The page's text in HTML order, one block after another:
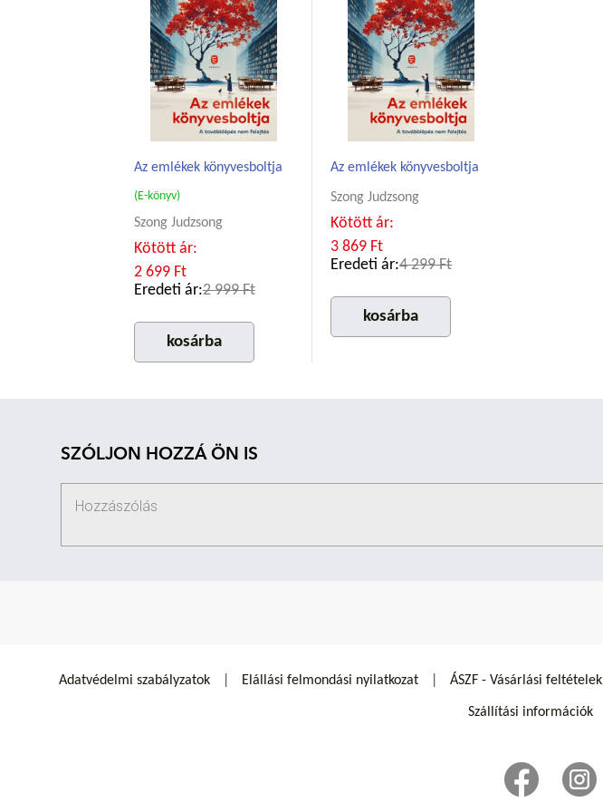
Az emlékek könyvesboltja
(E-könyv)
Szong Judzsong
Kötött ár:
2 699 Ft
Eredeti ár:2 999 Ft
kosárba
Az emlékek könyvesboltja
Szong Judzsong
Kötött ár:
3 869 Ft
Eredeti ár:4 299 Ft
kosárba
SZÓLJON HOZZÁ ÖN IS
Adatvédelmi szabályzatok Elállási felmondási nyilatkozat ÁSZF - Vásárlási feltételek
Szállítási információk